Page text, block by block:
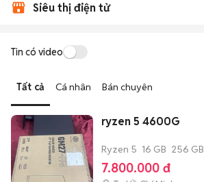
Siêu thị điện tử
Tin có video
Tất cả Cá nhân Bán chuyên
ryzen 5 4600G
Ryzen 5 16 GB 256 GB
7.800.000 đ